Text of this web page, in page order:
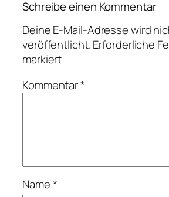
Schreibe einen Kommentar
Deine E-Mail-Adresse wird
veröffentlicht.Erforderliche
markiert
Kommentar*
Name*